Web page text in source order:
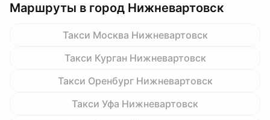
Маршруты в город Нижневартовск
Такси Москва Нижневартовск
Такси Курган Нижневартовск
Такси Оренбург Нижневартовск
Такси Уфа Нижневартовск